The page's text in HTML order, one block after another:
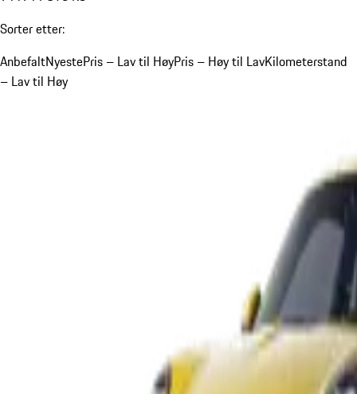
Sorter etter:
AnbefaltNyestePris – Lav til HøyPris – Høy til LavKilometerstand
– Lav til Høy